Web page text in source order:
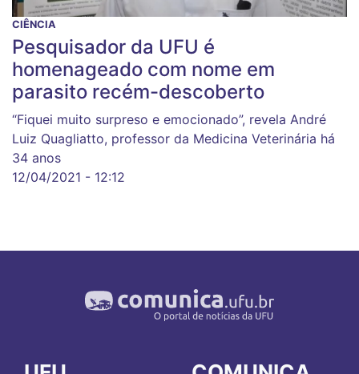
CIÊNCIA
Pesquisador da UFU é
homenageado com nome em
parasito recém-descoberto
“Fiquei muito surpreso e emocionado”, revela André
Luiz Quagliatto, professor da Medicina Veterinária há
34 anos
12/04/2021 - 12:12